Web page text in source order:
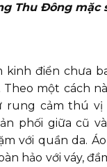
Thu Đông mặc
kinh điển chưa
một cách
rung cảm thú vị
phối giữa cũ
với quần da.
hảo với váy,